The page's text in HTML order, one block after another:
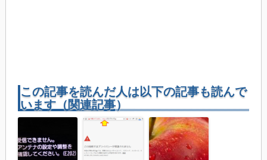
この記事を読んだ人は以下の記事も読んで
います（関連記事）